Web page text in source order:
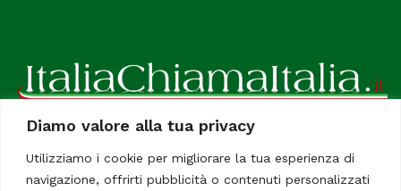
Diamo valore alla tua privacy
Utilizziamo i cookie per migliorare la tua esperienza di
navigazione, offrirti pubblicità o contenuti personalizzati
ItaliaChiamaItalia, il TUO quotidiano online preferito.
Dedicato in particolare a tutti gli italiani residenti all'estero.